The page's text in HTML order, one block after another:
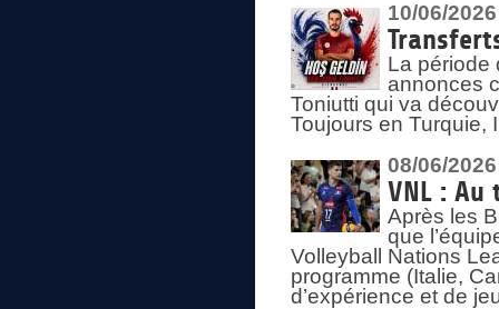
10/06/2026
La période
annonces
Toniutti qui va
Toujours en Turquie,
08/06/2026
VNL : Au
Après les
que
Volleyball Nations
programme (Italie,
d’expérience et de